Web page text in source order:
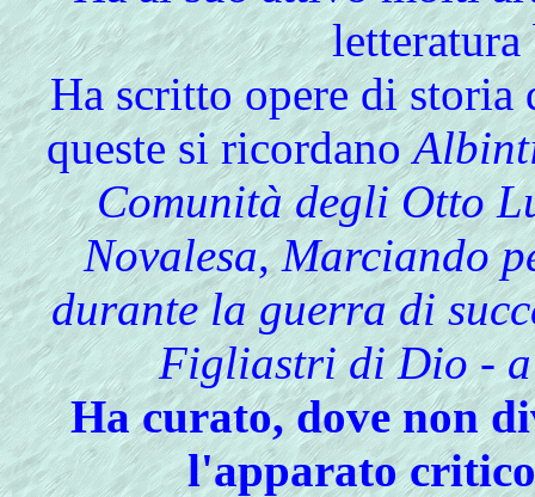
letteratura
Ha scritto opere di
queste si ricordano
Comunità degli Otto
Novalesa,Marciando
durante la guerra di
Figliastri di Dio - a
Ha curato, dove non
l'apparato